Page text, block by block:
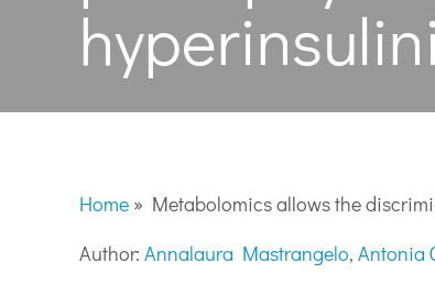
Home » Metabolomics allows the
Author: Annalaura Mastrangelo, Antonia